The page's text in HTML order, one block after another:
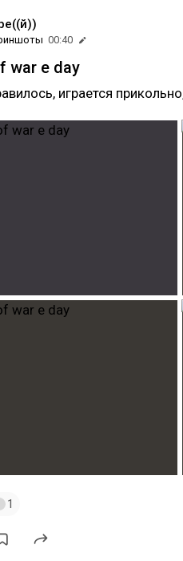
00:40
war e day
играется
1